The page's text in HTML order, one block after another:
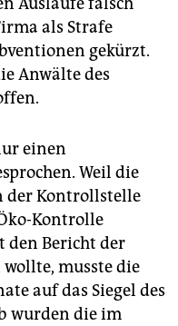
als Strafe
gekürzt.
Anwälte des
einen
Weil die
der Kontrollstelle
Kontrolle
den Bericht der
musste die
auf das Siegel des
wurden die im